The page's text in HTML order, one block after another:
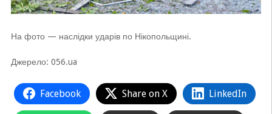
На фото — наслідки ударів по Нікопольщині.
Джерело: 056.ua
Facebook Share on X LinkedIn